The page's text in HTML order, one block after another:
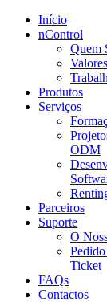
Início
nControl
Quem
Produtos
Serviços
ODM
Parceiros
Suporte
O
Ticket
FAQs
Contactos